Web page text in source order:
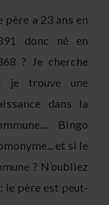
père a 23 ans en
donc né en
? Je cherche
je trouve une
dans la
Bingo
et si le
? N’oubliez
le père est peut-